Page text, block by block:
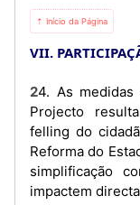
⇡ Início da Página
VII.
24. As medidas de simplificação decorrentes deste
Projecto
felling do
Reforma do
simplificação
impactem